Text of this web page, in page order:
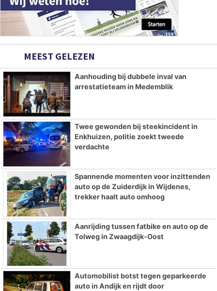
MEEST GELEZEN
Aanhouding bij dubbele inval van
arrestatieteam in Medemblik
Twee gewonden bij steekincident in
Enkhuizen, politie zoekt tweede
verdachte
Spannende momenten voor inzittenden
auto op de Zuiderdijk in Wijdenes,
trekker haalt auto omhoog
Aanrijding tussen fatbike en auto op de
Tolweg in Zwaagdijk-Oost
Automobilist botst tegen geparkeerde
auto in Andijk en rijdt door